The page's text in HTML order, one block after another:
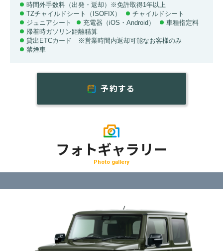
時間外手数料（出発・返却）※免許取得1年以上
TZチャイルドシート（ISOFIX）
チャイルドシート
ジュニアシート
充電器（iOS・Android）
車種指定料
帰着時ガソリン距離精算
貸出ETCカード ※営業時間内返却可能なお客様のみ
禁煙車
予約する
フォトギャラリー
Photo gallery